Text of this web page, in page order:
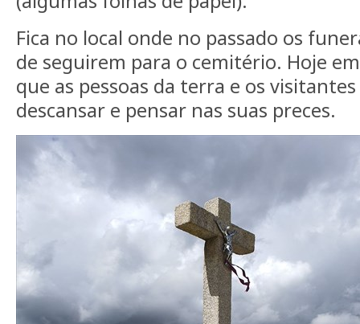
Fica no local onde no passado os
de seguirem para o cemitério. Hoje
que as pessoas da terra e os
descansar e pensar nas suas preces.